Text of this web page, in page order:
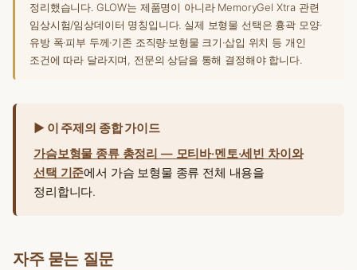
정리했습니다. GLOW는 제품명이 아니라 MemoryGel Xtra 관련
임상시험/임상데이터 명칭입니다. 실제 보형물 선택은 흉곽 모양·
유방 폭·피부 두께·기존 조직량·보형물 크기·삽입 위치 등 개인
조건에 따라 달라지며, 전문의 상담을 통해 결정해야 합니다.
▶ 이 주제의 종합 가이드
가슴보형물 종류 총정리 — 모티바·멘토·세빈 차이와
선택 기준에서 가슴 보형물 종류 전체 내용을
정리합니다.
자주 묻는 질문